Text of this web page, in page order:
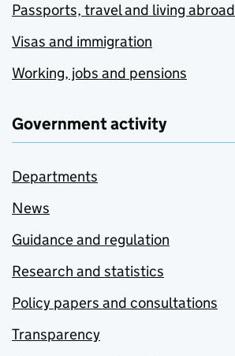
Passports, travel and living abroad
Visas and immigration
Working, jobs and pensions
Government activity
Departments
News
Guidance and regulation
Research and statistics
Policy papers and consultations
Transparency